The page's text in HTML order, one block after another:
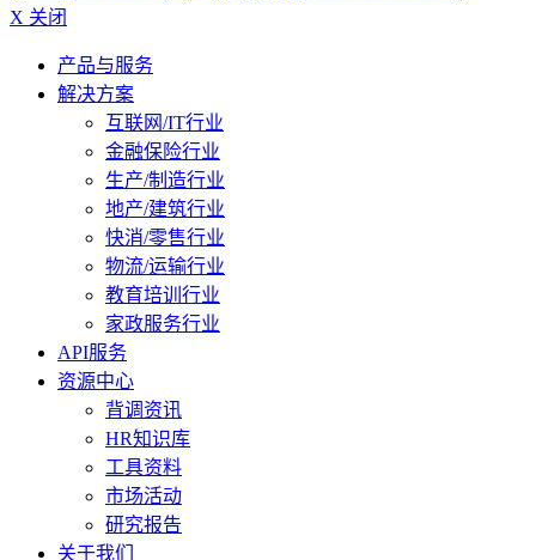
X 关闭
产品与服务
解决方案
互联网/IT行业
金融保险行业
生产/制造行业
地产/建筑行业
快消/零售行业
物流/运输行业
教育培训行业
家政服务行业
API服务
资源中心
背调资讯
HR知识库
工具资料
市场活动
研究报告
关于我们